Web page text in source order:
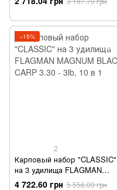
−15%
2
Карповый набор "CLASSIC"
на 3 удилища FLAGMAN
MAGNUM BLACK CARP 3.30 -
4 722.60 грн 5 556.00 грн